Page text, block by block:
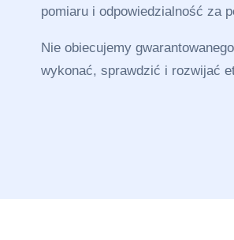
pomiaru i odpowiedzialność za
Nie obiecujemy
wykonać, sprawdzić i rozwijać